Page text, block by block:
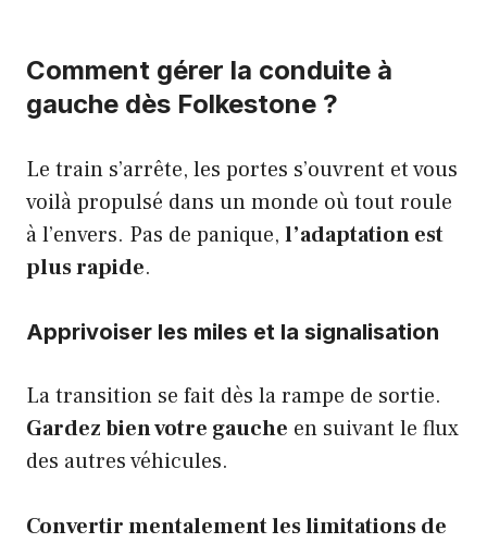
Comment gérer la conduite à
gauche dès Folkestone ?
Le train s’arrête, les portes s’ouvrent et vous
voilà propulsé dans un monde où tout roule
à l’envers. Pas de panique, l’adaptation est
plus rapide.
Apprivoiser les miles et la signalisation
La transition se fait dès la rampe de sortie.
Gardez bien votre gauche en suivant le flux
des autres véhicules.
Convertir mentalement les limitations de